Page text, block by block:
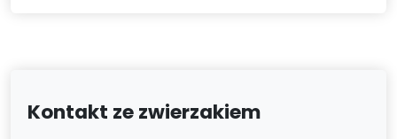
Kontakt ze zwierzakiem